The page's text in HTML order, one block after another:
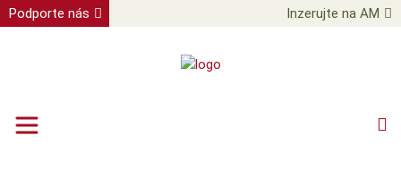
Podporte nás Inzerujte na AM